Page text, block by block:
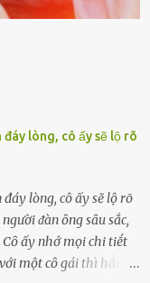
lòng, cô ấy sẽ lộ rõ
lòng, cô ấy sẽ lộ rõ
ᵭàn ȏng sȃu sắc,
Cȏ ấy nhớ mọi chi tiḗt
một cȏ gái thì hẳn cȏ